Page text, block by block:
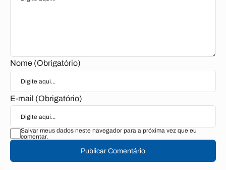
Nome (Obrigatório)
E-mail (Obrigatório)
Salvar meus dados neste navegador para a próxima vez que eu
comentar.
Publicar Comentário